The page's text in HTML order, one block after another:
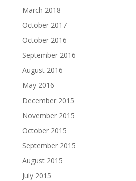
March 2018
October 2017
October 2016
September 2016
August 2016
May 2016
December 2015
November 2015
October 2015
September 2015
August 2015
July 2015